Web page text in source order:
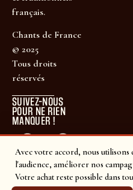
Avec votre accord, nous
l'audience, améliorer nos
Votre achat reste possible dans
français.
Chants de France
© 2025
Tous droits
réservés
SUIVEZ-NOUS
POUR NE RIEN
MANQUER !